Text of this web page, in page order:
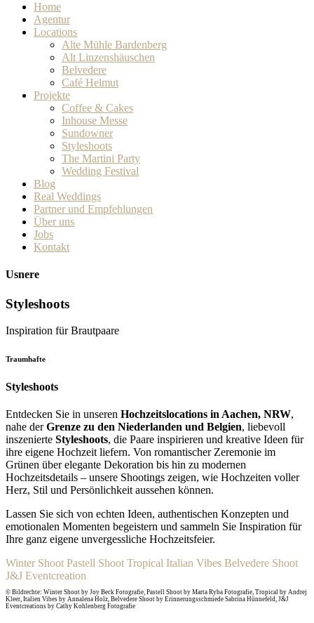
Home
Agentur
Locations
Alte Mühle Bardenberg
Alt Linzenshäuschen
Belvedere
Café Helmut
Projekte
Coffee & Cakes
Inhouse Messe
Sundowner
Styleshoots
The Martini Party
Wedding Festival
Blog
Real Weddings
Partner und Empfehlungen
Über uns
Jobs
Kontakt
Usnere
Styleshoots
Inspiration für Brautpaare
Traumhafte
Styleshoots
Entdecken Sie in unseren Hochzeitslocations in Aachen, NRW,
nahe derGrenze zu den Niederlanden und Belgien, liebevoll
inszenierte Styleshoots, die Paare inspirieren und kreative Ideen für
ihre eigene Hochzeit liefern. Von romantischer Zeremonie im
Grünen über elegante Dekoration bis hin zu modernen
Hochzeitsdetails – unsere Shootings zeigen, wie Hochzeiten voller
Herz, Stil und Persönlichkeit aussehen können.
Lassen Sie sich von echten Ideen, authentischen Konzepten und
emotionalen Momenten begeistern und sammeln Sie Inspiration für
Ihre ganz eigene unvergessliche Hochzeitsfeier.
Winter ShootPastell ShootTropical Italian Vibes Belvedere Shoot
J&J Eventcreation
© Bildrechte: Winter Shoot by Joy Beck Fotografie, Pastell Shoot by Marta Ryba Fotografie, Tropical by Andrej
Kleer, Italien Vibes by Annalena Holz, Belvedere Shoot by Erinnerungsschmiede Sabrina Hünnefeld, J&J
Eventcreations by Cathy Kohlenberg Fotografie